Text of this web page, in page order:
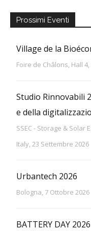
Prossimi Eventi
Village de la
Foire de Châlons, Hall
Studio Rinnovabili
e della
SSEC - Storage & Solar
Italy, 23 Settembre 2026
Urbantech 2026
Bologna, 7 Ottobre 2026
BATTERY DAY 2026